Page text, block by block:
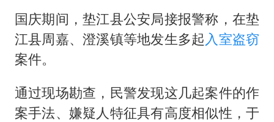
《龙餐馆》 冲奖
蒯曼挺进WTT横滨冠军赛女单四强
笔试第一被劝弃考涉事副校长被撤职
白海豚5次眼壁置换
国庆期间，垫江县公安局接报警称，在垫
江县周嘉、澄溪镇等地发生多起入室盗窃
案件。
通过现场勘查，民警发现这几起案件的作
案手法、嫌疑人特征具有高度相似性，于